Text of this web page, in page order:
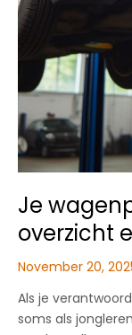
Je
overzicht
November 20,
Als je
soms als